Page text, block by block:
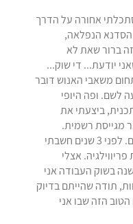
אחורה על הדרך
הסדנא הנפלאה,
ברור שאת לא
יודעת... די שוק...
משאבי האנוש דובר
לשם. ופה היופי
ביצעתי את
מגייסת רשמית.
משדכת בין עבודה לאדם. זה פשוט מדהים. לפני 3 שנים חשבתי
אצלי
עשתה קסמים. לראשונה מזה 13 שנה בשוק העבודה אני
תודה שהייתם בדיוק
הזה שבו אני